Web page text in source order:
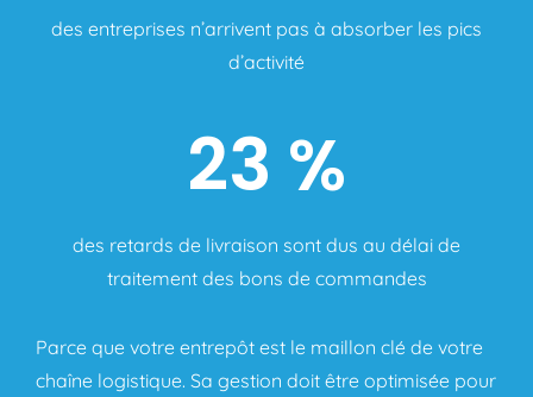
des entreprises n’arrivent pas à absorber les pics
d’activité
23 %
des retards de livraison sont dus au délai de
traitement des bons de commandes
Parce que votre entrepôt est le maillon clé de votre
chaîne logistique. Sa gestion doit être optimisée pour